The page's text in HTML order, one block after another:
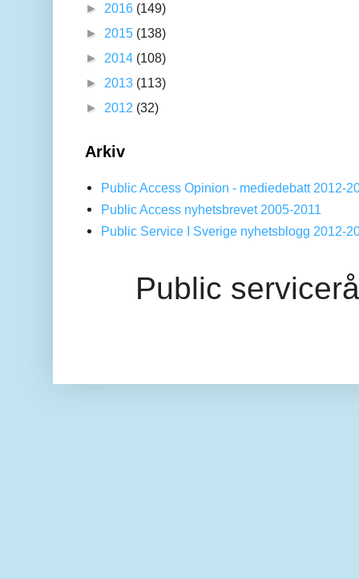
► 2016 (149)
► 2015 (138)
► 2014 (108)
► 2013 (113)
► 2012 (32)
Arkiv
Public Access Opinion - mediedebatt 2012-
Public Access nyhetsbrevet 2005-2011
Public Service I Sverige nyhetsblogg 2012-
Public